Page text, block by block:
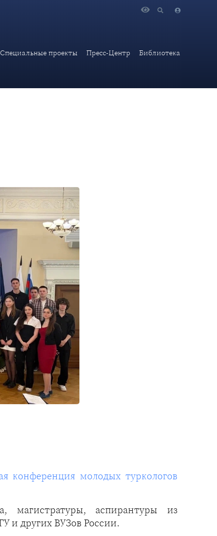
Специальные проекты Пресс-Центр Библиотека
конференция молодых туркологов
магистратуры, аспирантуры из
других ВУЗов России.